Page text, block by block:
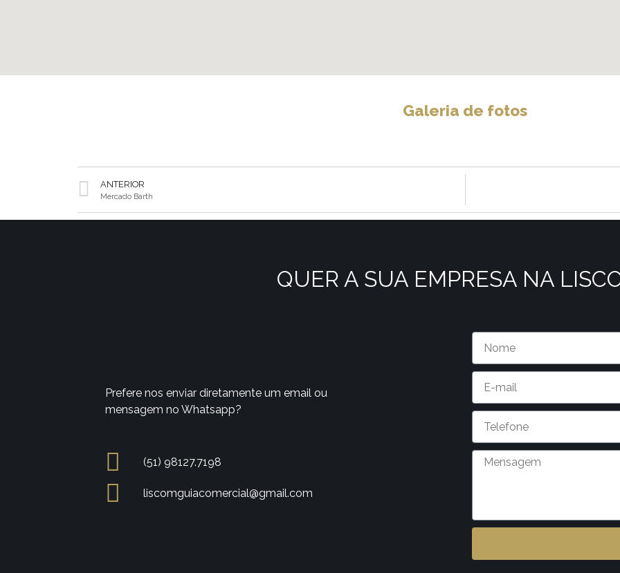
Galeria de fotos
ANTERIOR
Mercado Barth
QUER A SUA EMPRESA NA
Prefere nos enviar diretamente um email ou
mensagem no Whatsapp?
(51) 98127.7198
liscomguiacomercial@gmail.com